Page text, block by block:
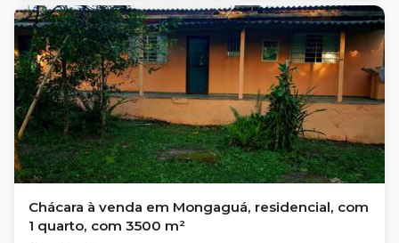
Chácara à venda em Mongaguá, residencial, com
1 quarto, com 3500 m²